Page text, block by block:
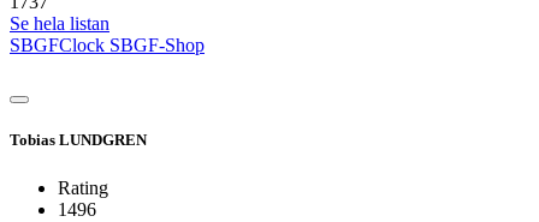
Se hela listan
SBGFClock SBGF-Shop
Tobias LUNDGREN
Rating
1496